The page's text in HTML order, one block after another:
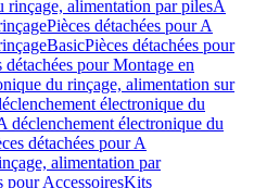
rinçage, alimentation par pilesA
Pièces détachées pour A
BasicPièces détachées pour
détachées pour Montage en
du rinçage, alimentation sur
électronique du
déclenchement électronique du
détachées pour A
alimentation par
pour AccessoiresKits